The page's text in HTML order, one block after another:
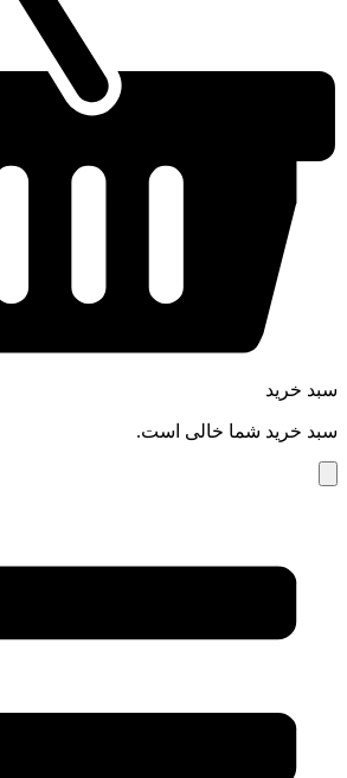
سبد خرید
سبد خرید شما خالی است.